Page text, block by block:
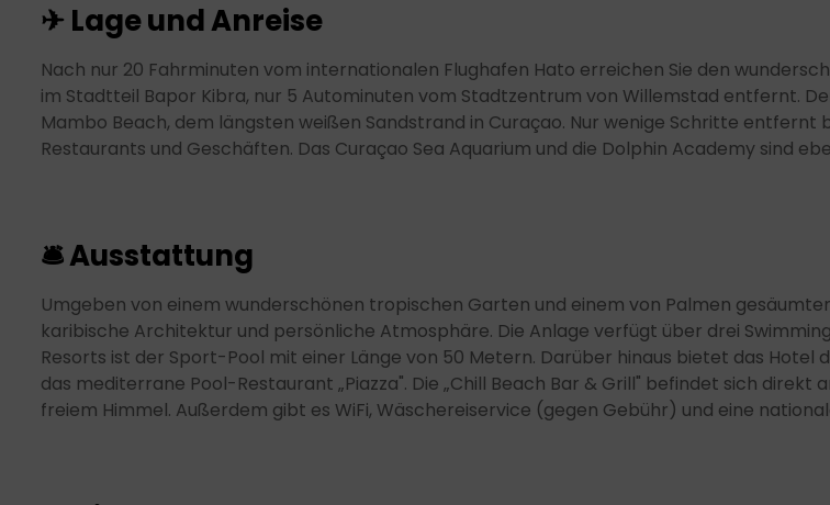
✈ Lage und Anreise
Nach nur 20 Fahrminuten vom internationalen Flughafen Hato erreichen Sie den
im Stadtteil Bapor Kibra, nur 5 Autominuten vom Stadtzentrum von Willemstad entfernt.
Mambo Beach, dem längsten weißen Sandstrand in Curaçao. Nur wenige Schritte
Restaurants und Geschäften. Das Curaçao Sea Aquarium und die Dolphin Academy sind
🛎 Ausstattung
Umgeben von einem wunderschönen tropischen Garten und einem von Palmen
karibische Architektur und persönliche Atmosphäre. Die Anlage verfügt über drei
Resorts ist der Sport-Pool mit einer Länge von 50 Metern. Darüber hinaus bietet das Hotel
das mediterrane Pool-Restaurant „Piazza". Die „Chill Beach Bar & Grill" befindet sich
freiem Himmel. Außerdem gibt es WiFi, Wäschereiservice (gegen Gebühr) und eine